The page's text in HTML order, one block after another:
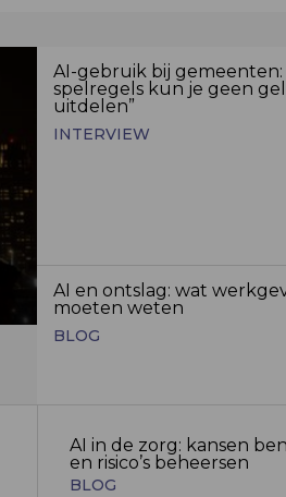
AI-gebruik bij gemeenten:
spelregels kun je geen
uitdelen”
INTERVIEW
AI en ontslag: wat
moeten weten
BLOG
AI in de zorg: kansen
en risico’s beheersen
BLOG